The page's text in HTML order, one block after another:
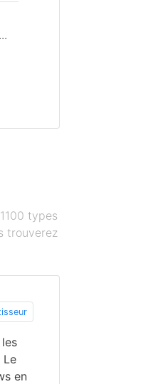
types
trouverez
Le
en